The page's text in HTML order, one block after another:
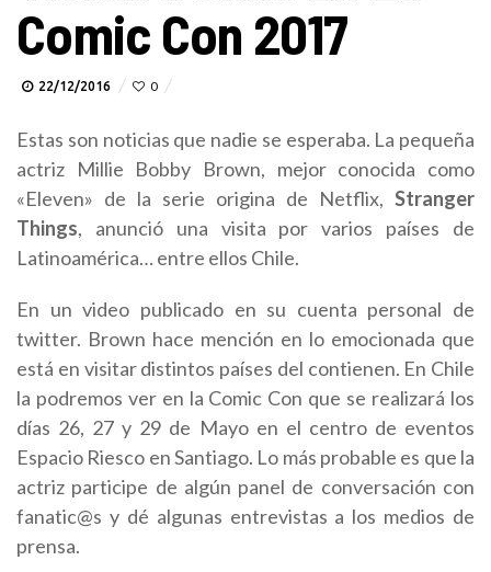
Comic Con 2017
22/12/2016 0
Estas son noticias que nadie se esperaba. La pequeña
actriz Millie Bobby Brown, mejor conocida como
«Eleven» de la serie origina de Netflix, Stranger
Things, anunció una visita por varios países de
Latinoamérica… entre ellos Chile.
En un video publicado en su cuenta personal de
twitter. Brown hace mención en lo emocionada que
está en visitar distintos países del contienen. En Chile
la podremos ver en la Comic Con que se realizará los
días 26, 27 y 29 de Mayo en el centro de eventos
Espacio Riesco en Santiago. Lo más probable es que la
actriz participe de algún panel de conversación con
fanatic@s y dé algunas entrevistas a los medios de
prensa.